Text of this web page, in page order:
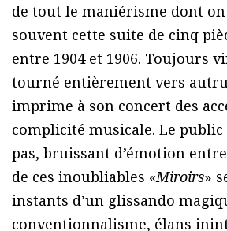
de tout le maniérisme dont
souvent cette suite de cinq
entre 1904 et 1906. Toujours
tourné entièrement vers
imprime à son concert des
complicité musicale. Le public
pas, bruissant d’émotion
de ces inoubliables «Miroirs»
instants d’un glissando
conventionnalisme, élans